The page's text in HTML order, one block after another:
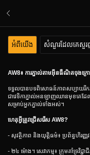
អំពីយើង សំណួរដែលគេសួ
AW8៖ ការភ្នាល់តាមអ៊ីនធឺណិតចុងក្
ទទួលបានបទពិសោធន៍ភាពសប្បាយរីក
ជាវេទិកាភ្នាល់អនឡាញឈានមុខគេដែល
សម្រាប់អ្នកភ្នាល់ទាំង
ហេតុអ្វីត្រូវជ្រើសរើស AW8?
- សុវត្ថិភាព និងយុត្តិធម៌៖ ប្រព័ន្ធ
- ២៤ ម៉ោង។ សេវាកម្ម៖ ក្រុមគាំទ្រវិជ្